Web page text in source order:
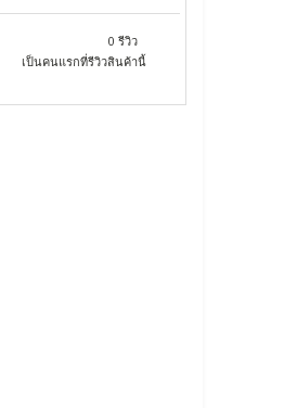
0 รีวิว
เป็นคนแรกที่รีวิวสินค้านี้